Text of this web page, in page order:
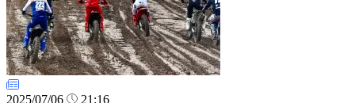
2025/07/06
21:16